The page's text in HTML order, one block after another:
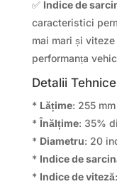
✅ Indice de
caracteristici
mai mari și
performanța
Detalii
* Lățime: 255 mm
*Înălțime: 35%
* Diametru: 20
* Indice de
* Indice de viteză